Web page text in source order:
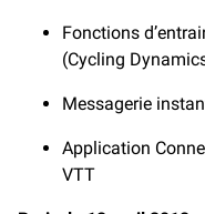
Fonctions
(Cycling
Messagerie
Application
VTT